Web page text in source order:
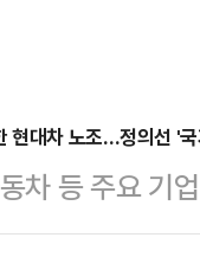
현대차 노조…정의선 '
차 등 주요 기
데 정의선 현